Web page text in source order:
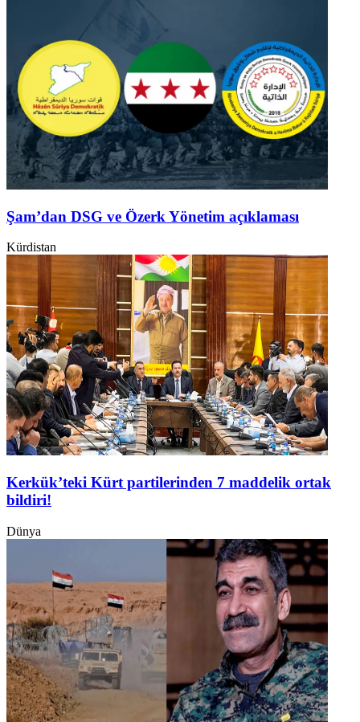
Şam’dan DSG ve Özerk Yönetim açıklaması
Kürdistan
Kerkük’teki Kürt partilerinden 7 maddelik ortak
bildiri!
Dünya